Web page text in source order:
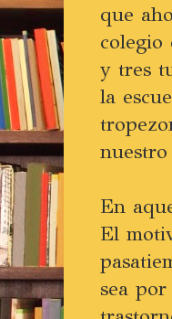
que
colegio
y tres
la
En
El
sea